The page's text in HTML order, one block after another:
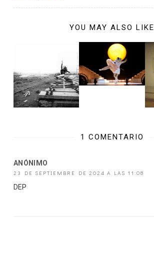
YOU MAY ALSO LIKE
1 COMENTARIO
ANÓNIMO
23 DE SEPTIEMBRE DE 2024 A LAS 11:08
DEP